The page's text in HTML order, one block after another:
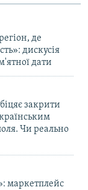
де
дискусія
дати
закрити
Чи реально
маркетплейс